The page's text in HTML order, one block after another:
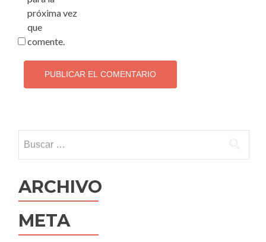
próxima vez
que
comente.
ARCHIVO
META